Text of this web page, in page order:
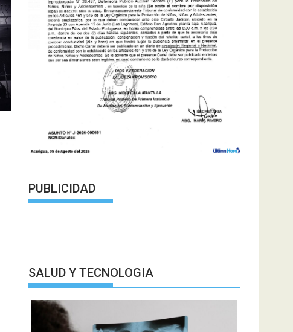
PUBLICIDAD
SALUD Y TECNOLOGIA